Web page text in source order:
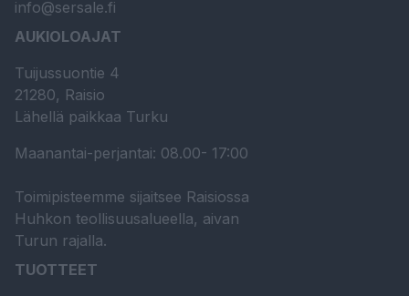
info@sersale.fi
AUKIOLOAJAT
Tuijussuontie 4
21280, Raisio
Lähellä paikkaa Turku
Maanantai-perjantai: 08.00- 17:00
Toimipisteemme sijaitsee Raisiossa
Huhkon teollisuusalueella, aivan
Turun rajalla.
TUOTTEET